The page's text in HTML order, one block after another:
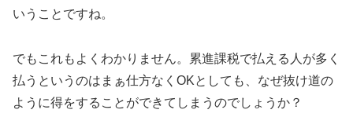
いうことですね。
でもこれもよくわかりません。累進課税で払える人が多く
払うというのはまぁ仕方なくOKとしても、なぜ抜け道の
ように得をすることができてしまうのでしょうか？